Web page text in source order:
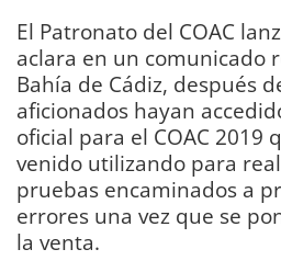
El Patronato del COAC
aclara en un comunicado
Bahía de Cádiz, después
aficionados hayan
oficial para el COAC 2019
venido utilizando para
pruebas encaminados a
errores una vez que se
la venta.